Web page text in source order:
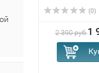
(0)
2 390 руб.1